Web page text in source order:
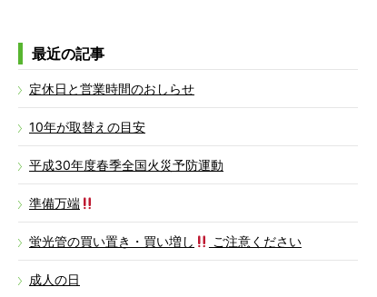
最近の記事
定休日と営業時間のおしらせ
10年が取替えの目安
平成30年度春季全国火災予防運動
準備万端
蛍光管の買い置き・買い増し ご注意ください
成人の日